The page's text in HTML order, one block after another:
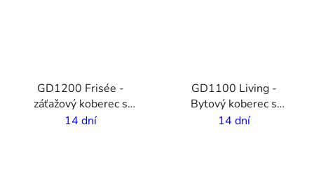
GD1200 Frisée -
záťažový koberec s
vlastnou potlačou - 7
14 dní
GD1100 Living -
Bytový koberec s
vlastnou potlačou - 5,5
14 dní